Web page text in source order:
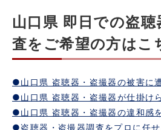
山口県 即日での盗聴
査をご希望の方はこ
●山口県 盗聴器・盗撮器の被害に
●山口県 盗聴器・盗撮器が仕掛け
●山口県 盗聴器・盗撮器の違和感
●盗聴器・盗撮器調査をプロに任